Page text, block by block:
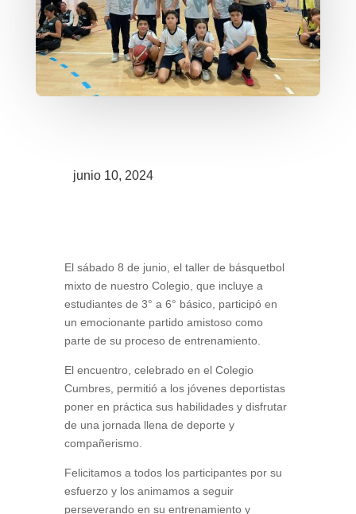
junio 10, 2024
El sábado 8 de junio, el taller de básquetbol
mixto de nuestro Colegio, que incluye a
estudiantes de 3° a 6° básico, participó en
un emocionante partido amistoso como
parte de su proceso de entrenamiento.
El encuentro, celebrado en el Colegio
Cumbres, permitió a los jóvenes deportistas
poner en práctica sus habilidades y disfrutar
de una jornada llena de deporte y
compañerismo.
Felicitamos a todos los participantes por su
esfuerzo y los animamos a seguir
perseverando en su entrenamiento y